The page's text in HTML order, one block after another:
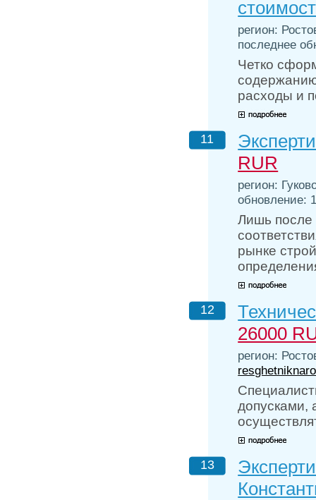
регион:
последнее
Четко
расходы и
11
RUR
регион:
обновление:
Лишь после
рынке
12
26000
регион:
допусками,
13